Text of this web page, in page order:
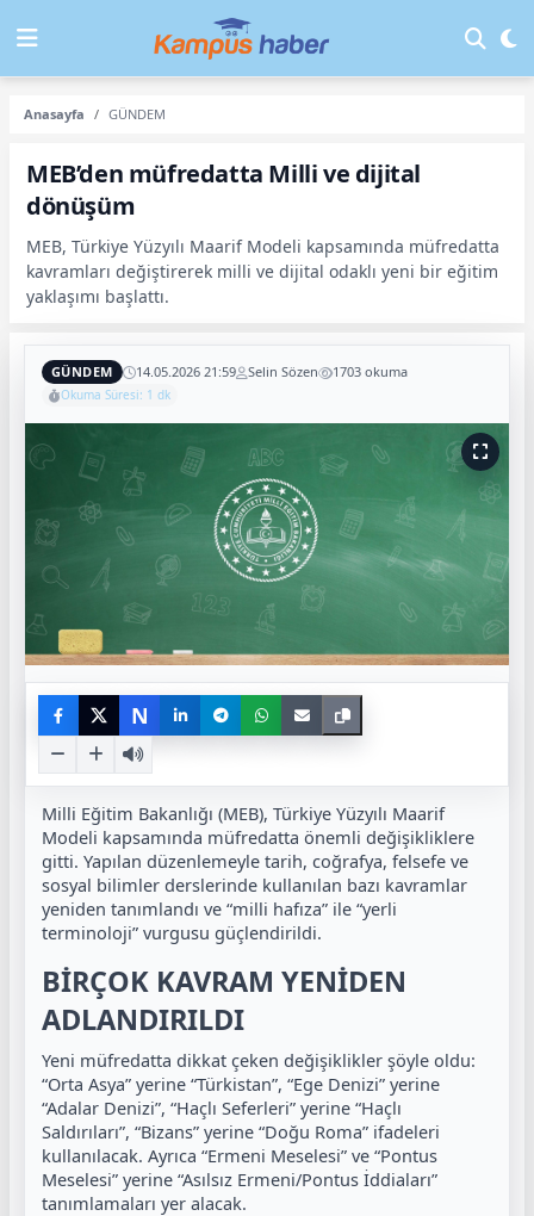
Anasayfa GÜNDEM
MEB’den müfredatta Milli ve dijital
dönüşüm
MEB, Türkiye Yüzyılı Maarif Modeli kapsamında müfredatta
kavramları değiştirerek milli ve dijital odaklı yeni bir eğitim
yaklaşımı başlattı.
GÜNDEM 14.05.2026 21:59 Selin Sözen 1703 okuma
Okuma Süresi: 1 dk
N
Milli Eğitim Bakanlığı (MEB), Türkiye Yüzyılı Maarif
Modeli kapsamında müfredatta önemli değişikliklere
gitti. Yapılan düzenlemeyle tarih, coğrafya, felsefe ve
sosyal bilimler derslerinde kullanılan bazı kavramlar
yeniden tanımlandı ve “milli hafıza” ile “yerli
terminoloji” vurgusu güçlendirildi.
BİRÇOK KAVRAM YENİDEN
ADLANDIRILDI
Yeni müfredatta dikkat çeken değişiklikler şöyle oldu:
“Orta Asya” yerine “Türkistan”, “Ege Denizi” yerine
“Adalar Denizi”, “Haçlı Seferleri” yerine “Haçlı
Saldırıları”, “Bizans” yerine “Doğu Roma” ifadeleri
kullanılacak. Ayrıca “Ermeni Meselesi” ve “Pontus
Meselesi” yerine “Asılsız Ermeni/Pontus İddiaları”
tanımlamaları yer alacak.